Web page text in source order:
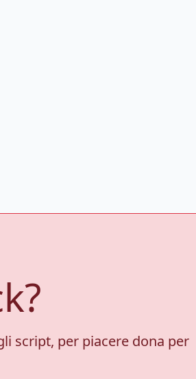
script, per piacere dona per